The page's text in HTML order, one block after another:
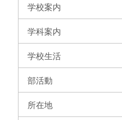
学校案内
学科案内
学校生活
部活動
所在地